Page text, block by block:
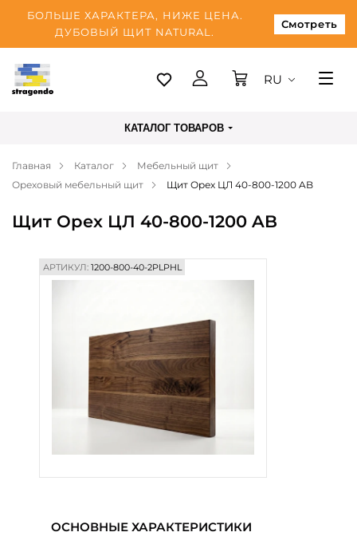
БОЛЬШЕ ХАРАКТЕРА, НИЖЕ ЦЕНА.
ДУБОВЫЙ ЩИТ NATURAL.
Смотреть
Таллинн
Оплата
Блог
Контакты
RU
КАТАЛОГ ТОВАРОВ
Главная Каталог
Мебельный щит
Ореховый мебельный щит
Щит Орех ЦЛ 40-800-1200 AB
Щит Орех ЦЛ 40-800-1200 AB
АРТИКУЛ:1200-800-40-2PLPHL
ОСНОВНЫЕ ХАРАКТЕРИСТИКИ